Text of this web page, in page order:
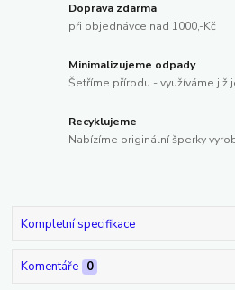
Doprava zdarma
při objednávce nad 1000,-Kč
Minimalizujeme odpady
Šetříme přírodu - využíváme již
Recyklujeme
Nabízíme originální šperky
Kompletní specifikace
Komentáře 0